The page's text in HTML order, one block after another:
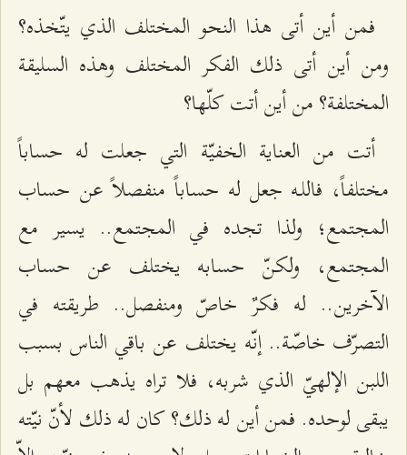
فمن أين أتى هذا النحو المختلف الذي يتّخذه؟
ومن أين أتى ذلك الفكر المختلف وهذه السليقة
المختلفة؟ من أين أتت كلّها؟
أتت من العناية الخفيّة التي جعلت له حساباً
مختلفاً، فاللـه جعل له حساباً منفصلاً عن حساب
المجتمع؛ ولذا تجده في المجتمع.. يسير مع
المجتمع، ولكنّ حسابه يختلف عن حساب
الآخرين.. له فكرٌ خاصّ ومنفصل.. طريقته في
التصرّف خاصّة.. إنّه يختلف عن باقي الناس بسبب
اللبن الإلهيّ الذي شربه، فلا تراه يذهب معهم بل
يبقى لوحده. فمن أين له ذلك؟ كان له ذلك لأنّ نيّته